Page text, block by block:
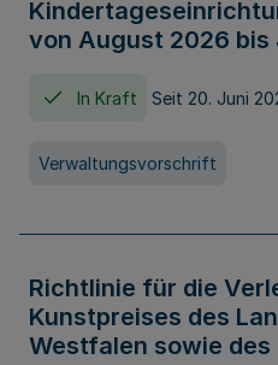
von August 2026 bis
In Kraft Seit 20. Juni
Verwaltungsvorschrift
Richtlinie für die
Kunstpreises des
Westfalen sowie des